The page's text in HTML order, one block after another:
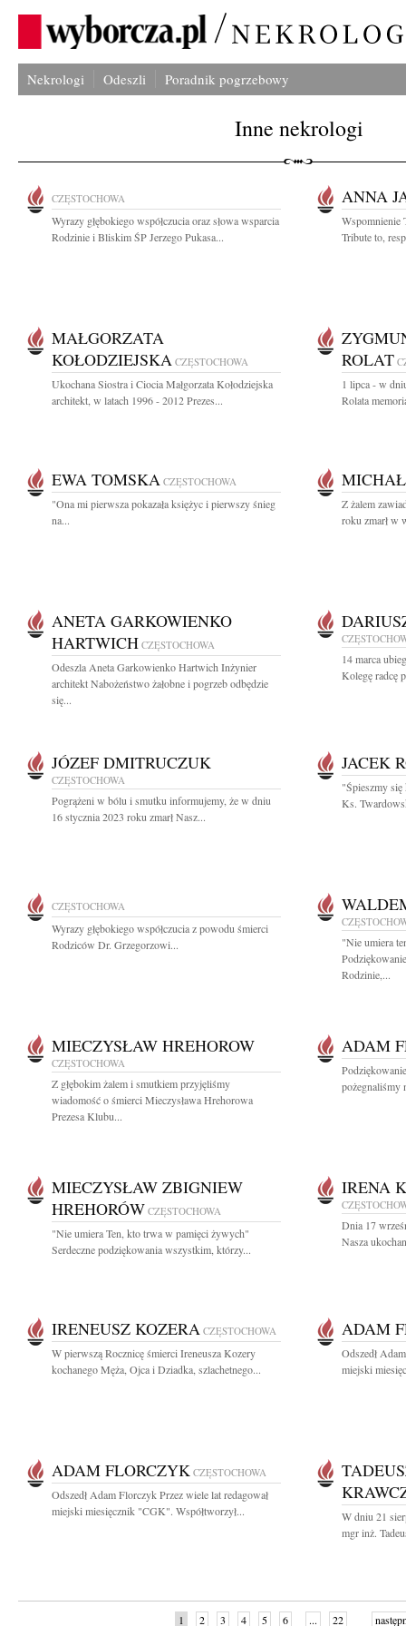
Nekrologi Odeszli Poradnik pogrzebowy
Inne nekrologi
CZĘSTOCHOWA
Wyrazy głębokiego współczucia oraz słowa wsparcia
Rodzinie i Bliskim ŚP Jerzego Pukasa...
ANNA
Wspomnienie
Tribute to,
MAŁGORZATA
KOŁODZIEJSKA CZĘSTOCHOWA
Ukochana Siostra i Ciocia Małgorzata Kołodziejska
architekt, w latach 1996 - 2012 Prezes...
ROLAT
1 lipca - w
Rolata
EWA TOMSKA CZĘSTOCHOWA
"Ona mi pierw­sza po­ka­za­ła księ­życ i pierw­szy śnieg
na...
Z żalem
roku zmarł w
ANETA GARKOWIENKO
HARTWICH CZĘSTOCHOWA
Odeszla Aneta Garkowienko Hartwich Inżynier
architekt Nabożeństwo żałobne i pogrzeb odbędzie
się...
14 marca
Kolegę radcę
JÓZEF DMITRUCZUK
CZĘSTOCHOWA
Pogrążeni w bólu i smutku informujemy, że w dniu
16 stycznia 2023 roku zmarł Nasz...
JACEK
"Śpieszmy
Ks.
CZĘSTOCHOWA
Wyrazy głębokiego współczucia z powodu śmierci
Rodziców Dr. Grzegorzowi...
"Nie umiera
Rodzinie,...
MIECZYSŁAW HREHOROW
CZĘSTOCHOWA
Z głębokim żalem i smutkiem przyjęliśmy
wiadomość o śmierci Mieczysława Hrehorowa
Prezesa Klubu...
ADAM
pożegnaliśmy
MIECZYSŁAW ZBIGNIEW
HREHORÓW CZĘSTOCHOWA
"Nie umiera Ten, kto trwa w pamięci żywych"
Serdeczne podziękowania wszystkim, którzy...
IRENA
Dnia 17
Nasza
IRENEUSZ KOZERA CZĘSTOCHOWA
W pierwszą Rocznicę śmierci Ireneusza Kozery
kochanego Męża, Ojca i Dziadka, szlachetnego...
ADAM
Odszedł
miejski
ADAM FLORCZYK CZĘSTOCHOWA
Odszedł Adam Florczyk Przez wiele lat redagował
miejski miesięcznik "CGK". Współtworzył...
W dniu 21
mgr inż.
1 2 3 4 5 6 ... 22